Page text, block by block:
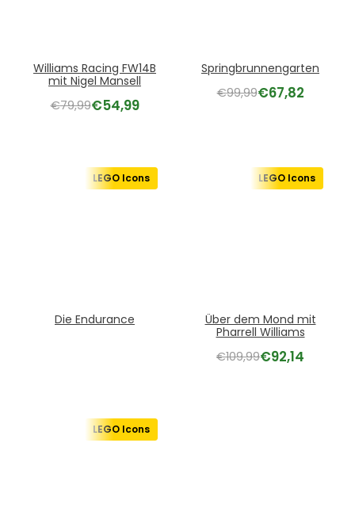
Williams Racing FW14B
mit Nigel Mansell
€79,99€54,99
Springbrunnengarten
€99,99€67,82
LEGO Icons
Die Endurance
LEGO Icons
Über dem Mond mit
Pharrell Williams
€109,99€92,14
LEGO Icons